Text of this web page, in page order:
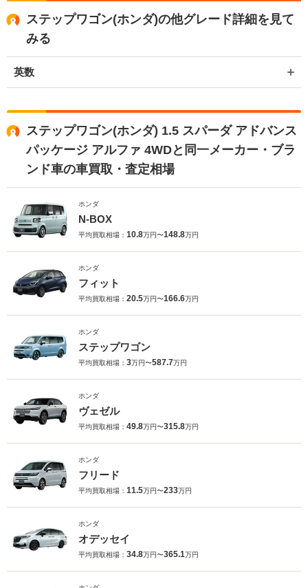
ステップワゴン(ホンダ)の他グレード詳細を見て
みる
英数
ステップワゴン(ホンダ) 1.5 スパーダ アドバンス
パッケージ アルファ 4WDと同一メーカー・ブラ
ンド車の車買取・査定相場
ホンダ
N-BOX
平均買取相場： 10.8万円〜148.8万円
ホンダ
フィット
平均買取相場： 20.5万円〜166.6万円
ホンダ
ステップワゴン
平均買取相場： 3万円〜587.7万円
ホンダ
ヴェゼル
平均買取相場： 49.8万円〜315.8万円
ホンダ
フリード
平均買取相場： 11.5万円〜233万円
ホンダ
オデッセイ
平均買取相場： 34.8万円〜365.1万円